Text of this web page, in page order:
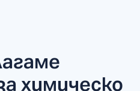
химическо